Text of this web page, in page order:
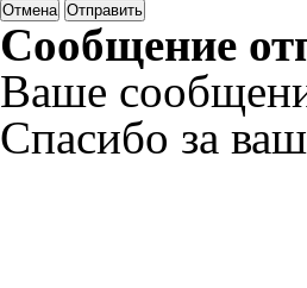
Отмена Отправить
Сообщение
Ваше
Спасибо за